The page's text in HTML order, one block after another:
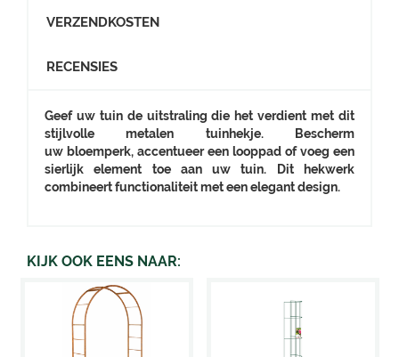
VERZENDKOSTEN
RECENSIES
Geef uw tuin de uitstraling die het verdient met dit
stijlvolle metalen tuinhekje. Bescherm
uw bloemperk, accentueer een looppad of voeg een
sierlijk element toe aan uw tuin. Dit hekwerk
combineert functionaliteit met een elegant design.
KIJK OOK EENS NAAR: